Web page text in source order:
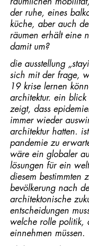
räumlichen
der ruhe, eines
küche, aber auch
räumen erhält eine
damit um?
die ausstellung
sich mit der frage,
19 krise lernen
architektur. ein
zeigt, dass
immer wieder
architektur hatten.
pandemie zu
wäre ein globaler
lösungen für ein
diesem bestimmten
bevölkerung nach
architektonische
entscheidungen
welche rolle politik,
einnehmen müssen.